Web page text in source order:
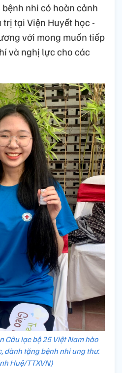
nhi có hoàn cảnh
tại Viện Huyết học -
với mong muốn tiếp
và nghị lực cho các
Câu lạc bộ 25 Việt Nam hào
dành tặng bệnh nhi ung thư.
Huệ/TTXVN)